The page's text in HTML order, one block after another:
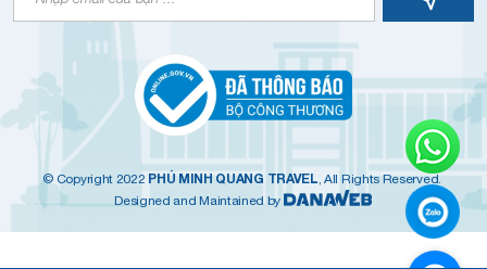
© Copyright 2022 PHÚ MINH QUANG TRAVEL, All Rights Reserved.
Designed and Maintained by